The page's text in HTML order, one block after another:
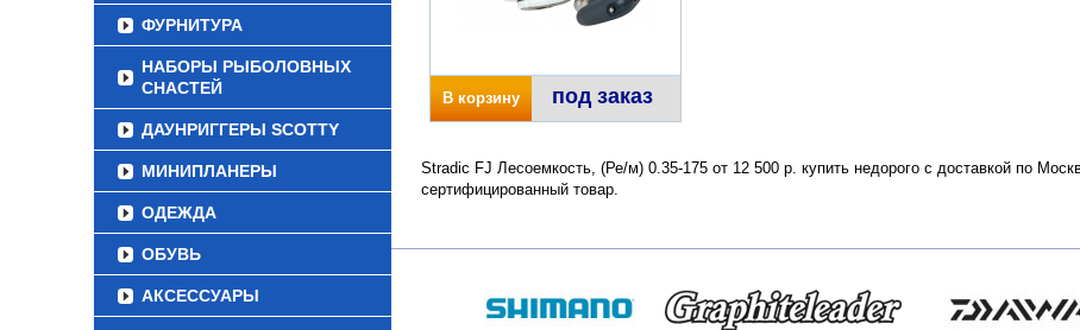
ФУРНИТУРА
НАБОРЫ РЫБОЛОВНЫХ
СНАСТЕЙ
ДАУНРИГГЕРЫ SCOTTY
МИНИПЛАНЕРЫ
ОДЕЖДА
ОБУВЬ
АКСЕССУАРЫ
В корзину под заказ
Stradic FJ Лесоемкость, (Ре/м) 0.35-175 от 12 500 р. купить недорого с доставкой по
сертифицированный товар.